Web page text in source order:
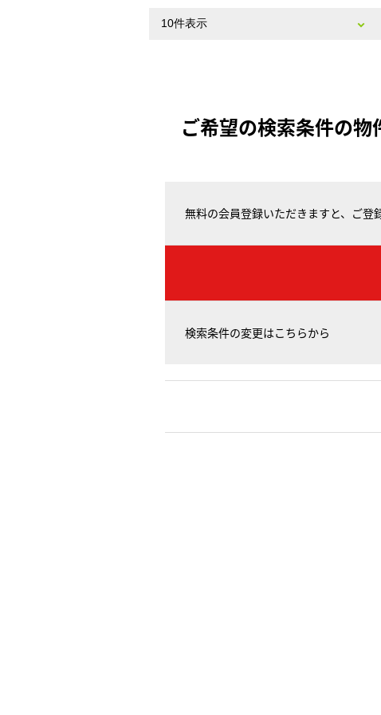
ご希望の検索条件の物
無料の会員登録いただきますと、ご登
検索条件の変更はこちらから